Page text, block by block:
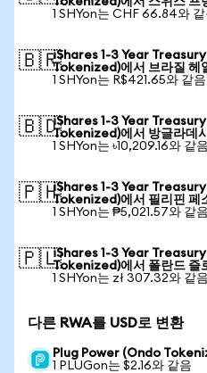
1 SHYon는 CHF 66.84와 같
🇧🇷iShares 1-3 Year
Tokenized)에서 브라질 헤
1 SHYon는 R$421.65와 같음
🇧🇩iShares 1-3 Year
Tokenized)에서 방글라데
1 SHYon는 ৳10,209.16와 같음
🇵🇭iShares 1-3 Year
Tokenized)에서 필리핀 페
1 SHYon는 ₱5,021.57와 같음
🇵🇱iShares 1-3 Year
Tokenized)에서 폴란드 즐
1 SHYon는 zł 307.32와 같음
다른 RWA를 USD로 변환
Plug Power (Ondo
1 PLUGon는 $2.16와 같음